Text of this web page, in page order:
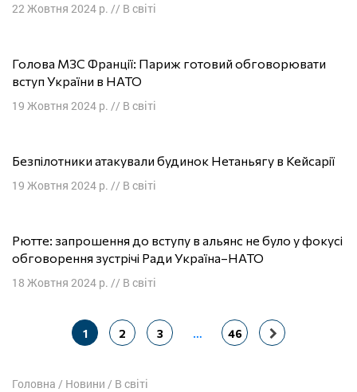
22 Жовтня 2024 р. // В світі
Голова МЗС Франції: Париж готовий обговорювати
вступ України в НАТО
19 Жовтня 2024 р. // В світі
Безпілотники атакували будинок Нетаньягу в Кейсарії
19 Жовтня 2024 р. // В світі
Рютте: запрошення до вступу в альянс не було у фокусі
обговорення зустрічі Ради Україна–НАТО
18 Жовтня 2024 р. // В світі
Навігація
1 2 3 … 46
Головна / Новини / В світі